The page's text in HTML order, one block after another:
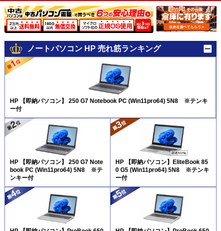
ノートパソコン HP 売れ筋ランキング
HP 【即納パソコン】 250 G7 Notebook PC (Win11pro64) 5N8 ※テンキ
ー付
HP 【即納パソコン】 250 G7 Note
book PC (Win11pro64) 5N8 ※テ
ンキー付
HP 【即納パソコン】EliteBook 85
0 G5 (Win11pro64) 5N8 ※テンキ
ー付